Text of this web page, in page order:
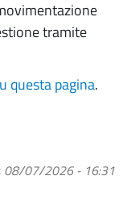
tramite
questa pagina.
08/07/2026 - 16:31